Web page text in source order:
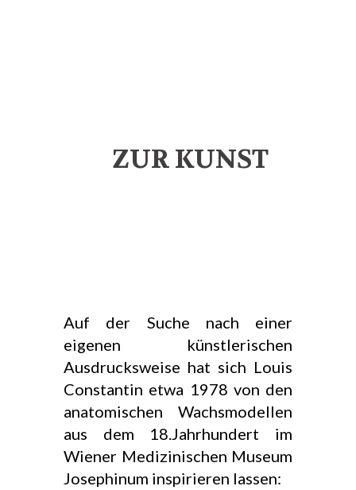
ZUR KUNST
Auf der Suche nach einer
eigenen künstlerischen
Ausdrucksweise hat sich Louis
Constantin etwa 1978 von den
anatomischen Wachsmodellen
aus dem 18.Jahrhundert im
Wiener Medizinischen Museum
Josephinum inspirieren lassen: